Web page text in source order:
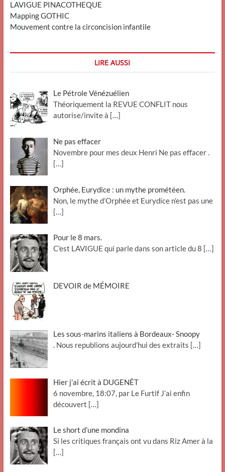
LAVIGUE PINACOTHEQUE
Mapping GOTHIC
Mouvement contre la circoncision infantile
LIRE AUSSI
Le Pétrole Vénézuélien
Théoriquement la REVUE CONFLIT nous
autorise/invite à […]
Ne pas effacer
Novembre pour mes deux Henri Ne pas effacer .
[…]
Orphée, Eurydice : un mythe prométéen.
Non, le mythe d’Orphée et Eurydice n’est pas une
[…]
Pour le 8 mars.
C’est LAVIGUE qui parle dans son article du 8 […]
DEVOIR de MÉMOIRE
Les sous-marins italiens à Bordeaux- Snoopy
. Nous republions aujourd’hui des extraits […]
Hier j’ai écrit à DUGENÊT
6 novembre, 18:07, par Le Furtif J’ai enfin
découvert […]
Le short d’une mondina
Si les critiques français ont vu dans Riz Amer à la
[…]